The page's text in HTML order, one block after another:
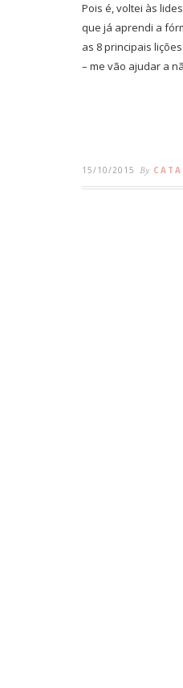
Pois é, voltei às
que já aprendi a
as 8 principais
– me vão ajudar a
15/10/2015 By